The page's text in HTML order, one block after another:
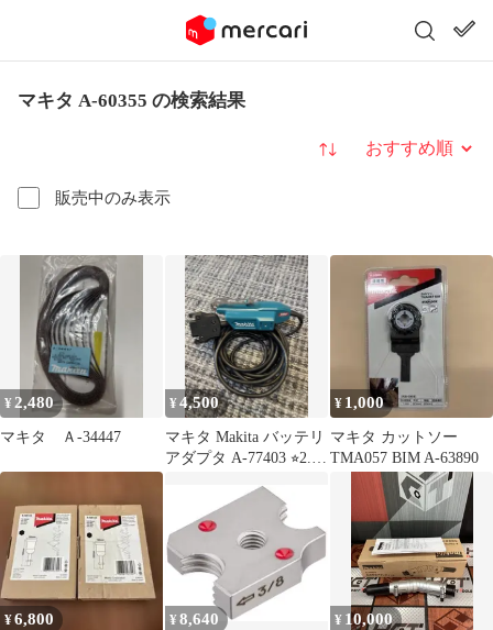
マキタ A-60355 の検索結果
販売中のみ表示
並び替え
¥ 2,480
マキタ Ａ-34447
¥4,500
マキタ Makita バッテリ
アダプタ A-77403 ⭐︎2.3
¥ 1,000
マキタ カットソー
TMA057 BIM A-63890
¥6,800 ¥8,640 ¥ 10,000